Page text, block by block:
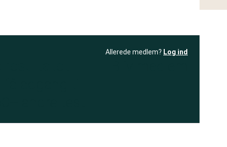
Allerede medlem? Log ind